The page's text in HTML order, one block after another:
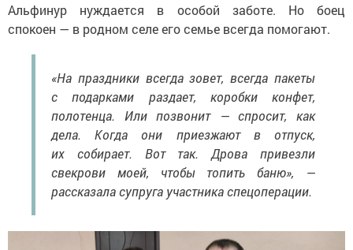
Альфинур нуждается в особой заботе. Но боец
спокоен — в родном селе его семье всегда помогают.
«На праздники всегда зовет, всегда пакеты
с подарками раздает, коробки конфет,
полотенца. Или позвонит — спросит, как
дела. Когда они приезжают в отпуск,
их собирает. Вот так. Дрова привезли
свекрови моей, чтобы топить баню», —
рассказала супруга участника спецоперации.